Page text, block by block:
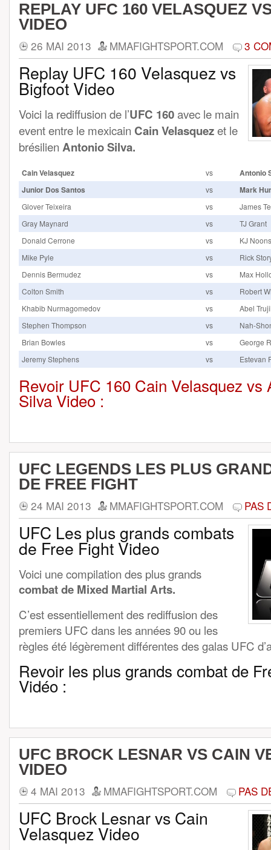
REPLAY UFC 160 VELASQUEZ
VIDEO
26 MAI 2013 MMAFIGHTSPORT.COM 3
Replay UFC 160 Velasquez vs
Bigfoot Video
Voici la rediffusion de l’UFC 160avec le main
event entre le mexicain Cain Velasquezet le
brésilien Antonio Silva.
Cain Velasquez vs
Antonio
Junior Dos Santos
vs Mark
Glover Teixeira vs
James
Gray Maynard
vs
TJ Grant
Donald Cerrone
vs
KJ Noons
Mike Pyle
vs
Rick
Dennis Bermudez
vs
Max
Colton Smith
vs
Robert
Khabib Nurmagomedov
vs
Abel
Stephen Thompson
vs
Nah-
Brian Bowles
vs
George
Jeremy Stephens
vs Estevan
Revoir UFC 160 Cain Velasquez vs
Silva Video :
UFC LEGENDS LES PLUS
DE FREE FIGHT
24 MAI 2013 MMAFIGHTSPORT.COM PAS
UFC Les plus grands combats
de Free Fight Video
Voici une compilation des plus grands
combat de Mixed Martial Arts.
C’est essentiellement des rediffusion des
premiers UFC dans les années 90 ou les
règles été légèrement différentes des galas UFC
Revoir les plus grands combat de
Vidéo :
UFC BROCK LESNAR VS CAIN
VIDEO
4 MAI 2013 MMAFIGHTSPORT.COM PAS
UFC Brock Lesnar vs Cain
Velasquez Video